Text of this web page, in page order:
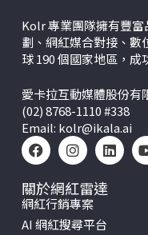
Kolr 專業團隊擁有豐
劃、網紅媒合對接、數
球 190 個國家地區，成
愛卡拉互動媒體股份有
(02) 8768-1110 #338
Email: kolr@ikala.ai
關於網紅雷達
網紅行銷專案
AI 網紅搜尋平台